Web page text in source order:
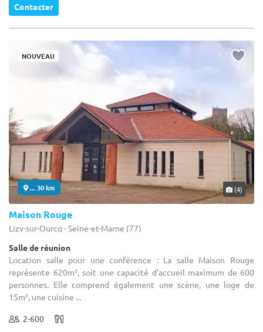
Contacter
NOUVEAU
... 30 km (4)
Maison Rouge
Lizy-sur-Ourcq - Seine-et-Marne (77)
Salle de réunion
Location salle pour une conférence : La salle Maison Rouge
représente 620m², soit une capacité d'accueil maximum de 600
personnes. Elle comprend également une scène, une loge de
15m², une cuisine ...
2-600